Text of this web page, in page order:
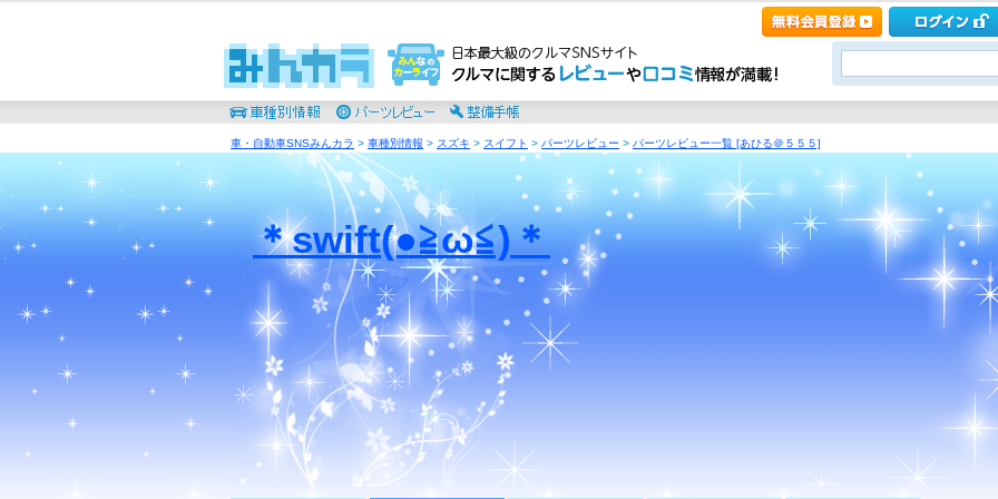
車・自動車SNSみんカラ > 車種別情報 > スズキ > スイフト > パーツレビュー > パーツレビュー一覧 [あひる＠５５５]
＊swift(●≧ω≦)＊